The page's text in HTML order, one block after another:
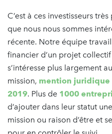
C’est à ces investisseurs
que nous nous sommes
récente. Notre équipe
financier d’un projet
s’intéresse plus largement
mission, mention juridique
2019. Plus de 1000
d’ajouter dans leur statut
mission ou raison d’être et